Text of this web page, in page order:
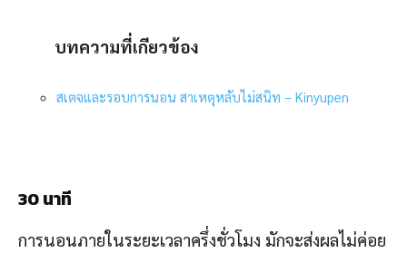
บทความที่เกียวข้อง
สเตจและรอบการนอน สาเหตุหลับไม่สนิท – Kinyupen
30 นาที
การนอนภายในระยะเวลาครึ่งชั่วโมง มักจะส่งผลไม่ค่อย